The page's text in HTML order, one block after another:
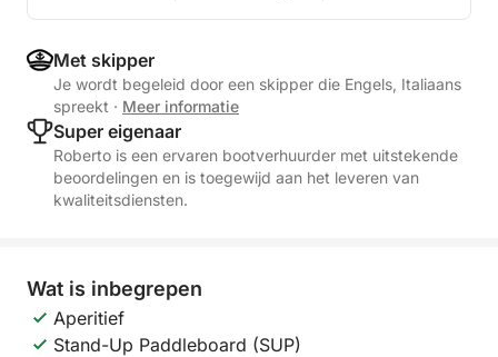
Met skipper
Je wordt begeleid door een skipper die Engels, Italiaans
spreekt · Meer informatie
Super eigenaar
Roberto is een ervaren bootverhuurder met uitstekende
beoordelingen en is toegewijd aan het leveren van
kwaliteitsdiensten.
Wat is inbegrepen
Aperitief
Stand-Up Paddleboard (SUP)